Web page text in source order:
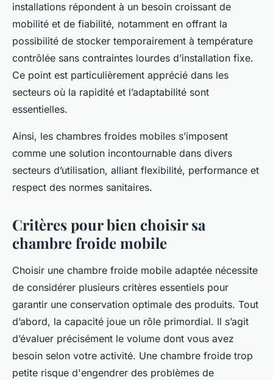
installations répondent à un besoin croissant de
mobilité et de fiabilité, notamment en offrant la
possibilité de stocker temporairement à température
contrôlée sans contraintes lourdes d’installation fixe.
Ce point est particulièrement apprécié dans les
secteurs où la rapidité et l’adaptabilité sont
essentielles.
Ainsi, les chambres froides mobiles s’imposent
comme une solution incontournable dans divers
secteurs d’utilisation, alliant flexibilité, performance et
respect des normes sanitaires.
Critères pour bien choisir sa
chambre froide mobile
Choisir une chambre froide mobile adaptée nécessite
de considérer plusieurs critères essentiels pour
garantir une conservation optimale des produits. Tout
d’abord, la capacité joue un rôle primordial. Il s’agit
d’évaluer précisément le volume dont vous avez
besoin selon votre activité. Une chambre froide trop
petite risque d'engendrer des problèmes de